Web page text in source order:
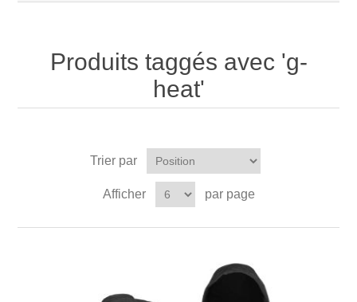
Produits taggés avec 'g-
heat'
Trier par
Afficher par page